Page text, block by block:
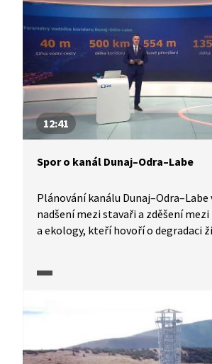
producentů plastového odpadu na
potřeba změnit.
12:41
Spor o kanál Dunaj–Odra–Labe
Plánování kanálu Dunaj–Odra–Labe
nadšení mezi stavaři a zděšení
a ekology, kteří hovoří o degradaci
například lužní lesy. V debatě se
Odra–Labe M. Pavlem přírodovědec
tyto možné dopady vysvětluje.
mu oponuje.